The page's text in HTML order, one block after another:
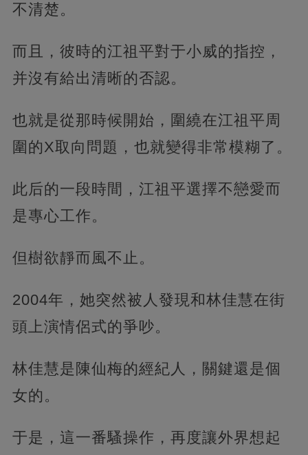
不清楚。
而且，彼時的江祖平對于小威的指控，
并沒有給出清晰的否認。
也就是從那時候開始，圍繞在江祖平周
圍的X取向問題，也就變得非常模糊了。
此后的一段時間，江祖平選擇不戀愛而
是專心工作。
但樹欲靜而風不止。
2004年，她突然被人發現和林佳慧在街
頭上演情侶式的爭吵。
林佳慧是陳仙梅的經紀人，關鍵還是個
女的。
于是，這一番騷操作，再度讓外界想起